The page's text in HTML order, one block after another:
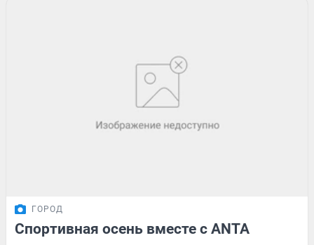
ГОРОД
Спортивная осень вместе с ANTA